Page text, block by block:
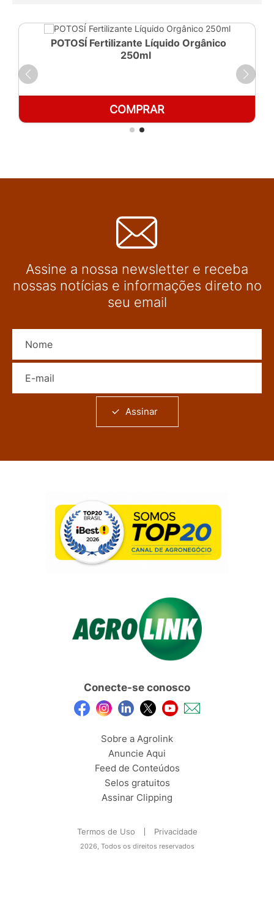
POTOSÍ Fertilizante Líquido Orgânico
250ml
COMPRAR
Assine a nossa newsletter e receba
nossas notícias e informações direto no
seu email
Assinar
Conecte-se conosco
Sobre a Agrolink
Anuncie Aqui
Feed de Conteúdos
Selos gratuitos
Assinar Clipping
Termos de Uso Privacidade
2026, Todos os direitos reservados